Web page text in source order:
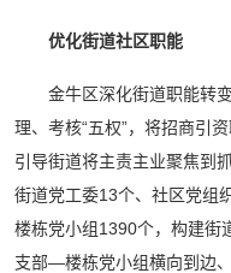
优化街道社区职能
金牛区深化街道职能转
理、考核“五权”，将招商引
引导街道将主责主业聚焦到
街道党工委13个、社区党组
楼栋党小组1390个，构建
支部—楼栋党小组横向到边